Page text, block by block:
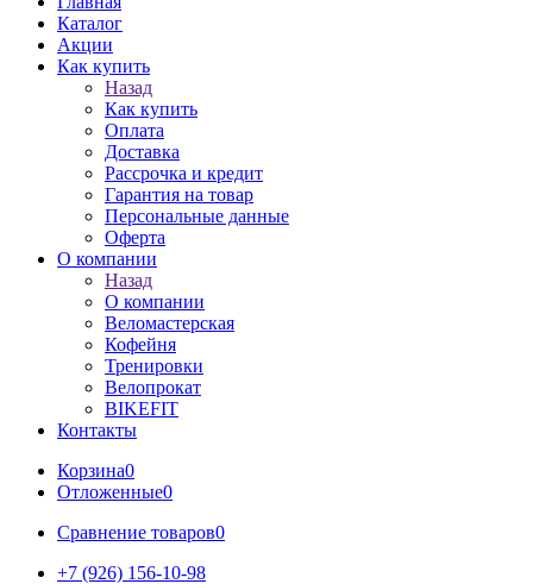
Каталог
Акции
Как купить
Назад
Как купить
Оплата
Доставка
Рассрочка и кредит
Гарантия на товар
Персональные данные
Оферта
О компании
Назад
О компании
Веломастерская
Кофейня
Тренировки
Велопрокат
BIKEFIT
Контакты
Корзина0
Отложенные0
Сравнение товаров0
+7 (926) 156-10-98